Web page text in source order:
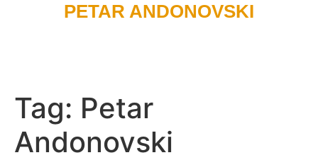
PETAR ANDONOVSKI
Tag: Petar
Andonovski